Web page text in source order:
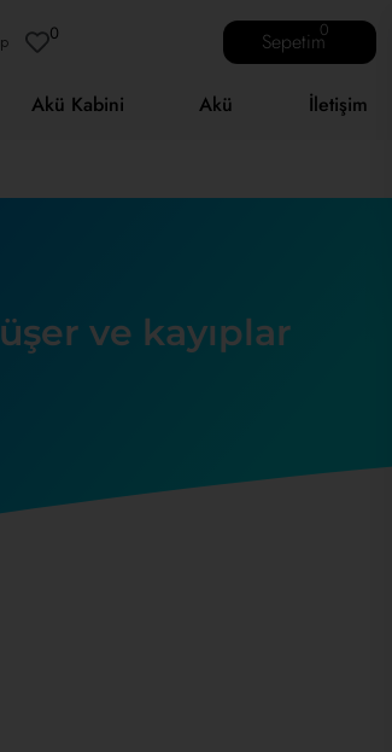
0 Sepetim0
Akü Kabini Akü İletişim
ve kayıplar